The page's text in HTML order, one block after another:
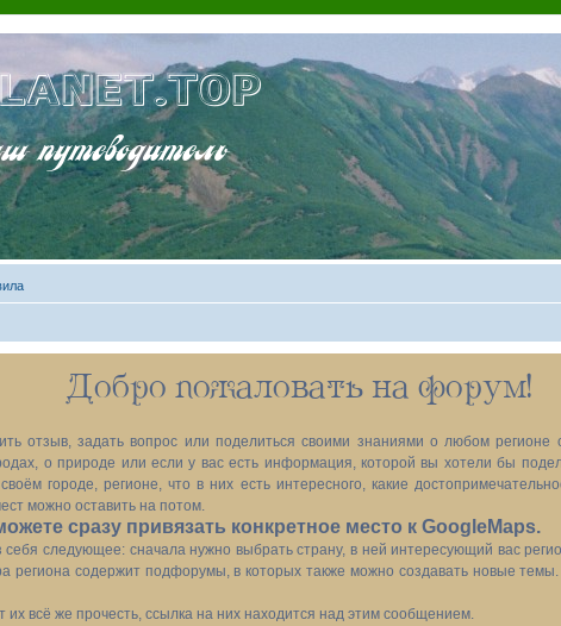
Добро пожаловать на форум!
отзыв, задать вопрос или поделиться своими знаниями о любом регионе
о природе или если у вас есть информация, которой вы хотели бы
городе, регионе, что в них есть интересного, какие
можно оставить на потом.
сразу привязать конкретное место к GoogleMaps.
себя следующее: сначала нужно выбрать страну, в ней интересующий вас
региона содержит подфорумы, в которых также можно создавать новые
их всё же прочесть, ссылка на них находится над этим сообщением.